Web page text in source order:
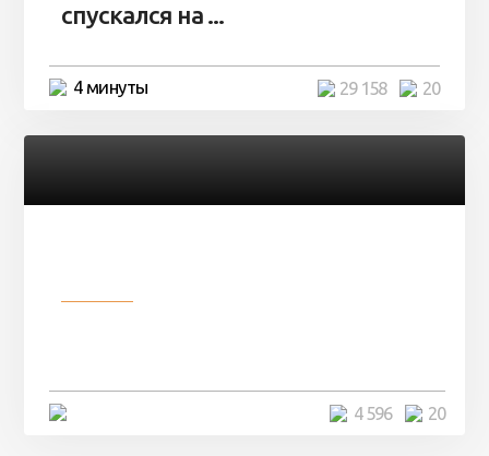
спускался на ...
4 минуты 20
29 158
20
4 596